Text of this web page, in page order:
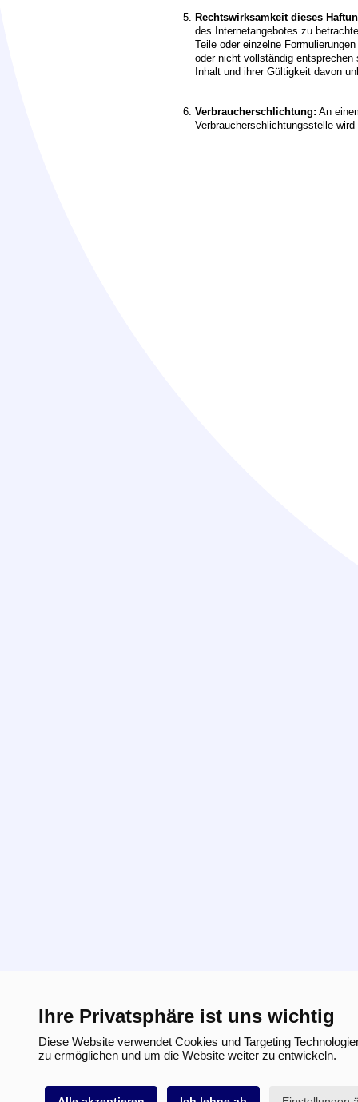
Ihre Privatsphäre ist uns wichtig
Diese Website verwendet Cookies und Targeting
zu ermöglichen und um die Website weiter zu entwickeln.
Rechtswirksamkeit dieses
des Internetangebotes zu
Teile oder einzelne
oder nicht vollständig
Inhalt und ihrer Gültigkeit davon
Verbraucherschlichtung: An
Verbraucherschlichtungsstelle